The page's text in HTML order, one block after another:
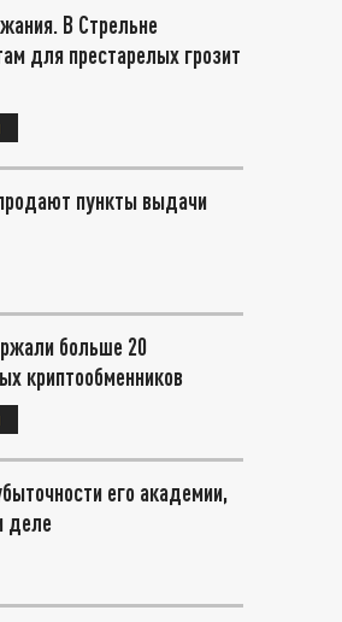
В Стрельне
для престарелых грозит
пункты выдачи
больше 20
криптообменников
его академии,
деле